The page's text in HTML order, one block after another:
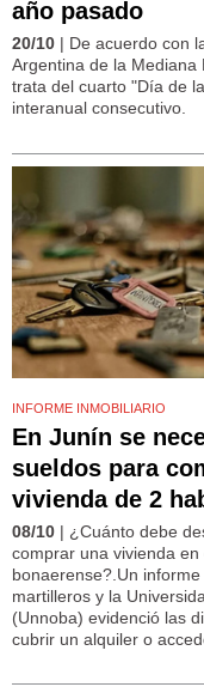
año pasado
20/10 | De acuerdo con
Argentina de la Mediana
trata del cuarto "Día de
interanual consecutivo.
INFORME INMOBILIARIO
En Junín se
sueldos para
vivienda de 2
08/10 | ¿Cuánto debe
comprar una vivienda en
bonaerense?.Un
martilleros y la
(Unnoba) evidenció las
cubrir un alquiler o